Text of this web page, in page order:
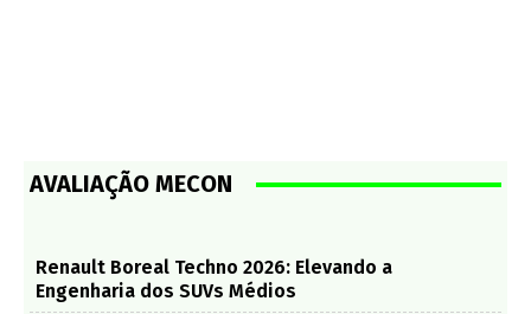
AVALIAÇÃO MECON
Renault Boreal Techno 2026: Elevando a
Engenharia dos SUVs Médios